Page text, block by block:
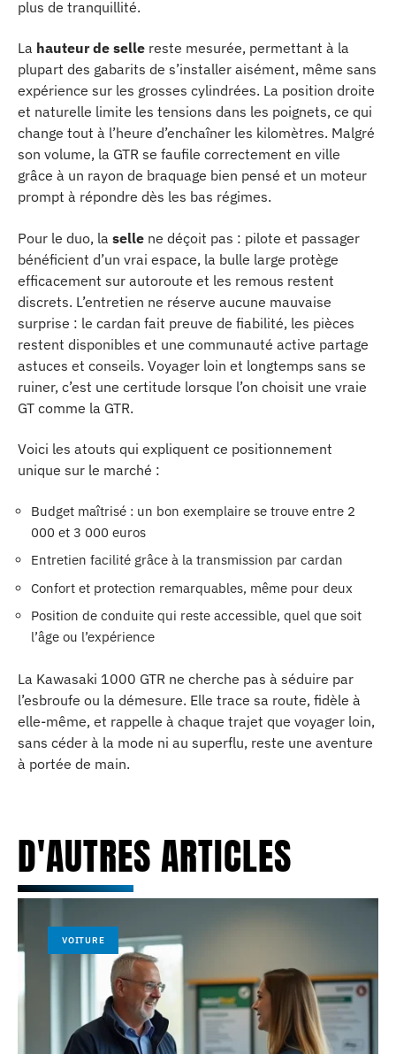
plus de tranquillité.
La hauteur de selle reste mesurée, permettant à la
plupart des gabarits de s’installer aisément, même sans
expérience sur les grosses cylindrées. La position droite
et naturelle limite les tensions dans les poignets, ce qui
change tout à l’heure d’enchaîner les kilomètres. Malgré
son volume, la GTR se faufile correctement en ville
grâce à un rayon de braquage bien pensé et un moteur
prompt à répondre dès les bas régimes.
Pour le duo, la selle ne déçoit pas : pilote et passager
bénéficient d’un vrai espace, la bulle large protège
efficacement sur autoroute et les remous restent
discrets. L’entretien ne réserve aucune mauvaise
surprise : le cardan fait preuve de fiabilité, les pièces
restent disponibles et une communauté active partage
astuces et conseils. Voyager loin et longtemps sans se
ruiner, c’est une certitude lorsque l’on choisit une vraie
GT comme la GTR.
Voici les atouts qui expliquent ce positionnement
unique sur le marché :
Budget maîtrisé : un bon exemplaire se trouve entre 2
000 et 3 000 euros
Entretien facilité grâce à la transmission par cardan
Confort et protection remarquables, même pour deux
Position de conduite qui reste accessible, quel que soit
l’âge ou l’expérience
La Kawasaki 1000 GTR ne cherche pas à séduire par
l’esbroufe ou la démesure. Elle trace sa route, fidèle à
elle-même, et rappelle à chaque trajet que voyager loin,
sans céder à la mode ni au superflu, reste une aventure
à portée de main.
D'AUTRES ARTICLES
VOITURE